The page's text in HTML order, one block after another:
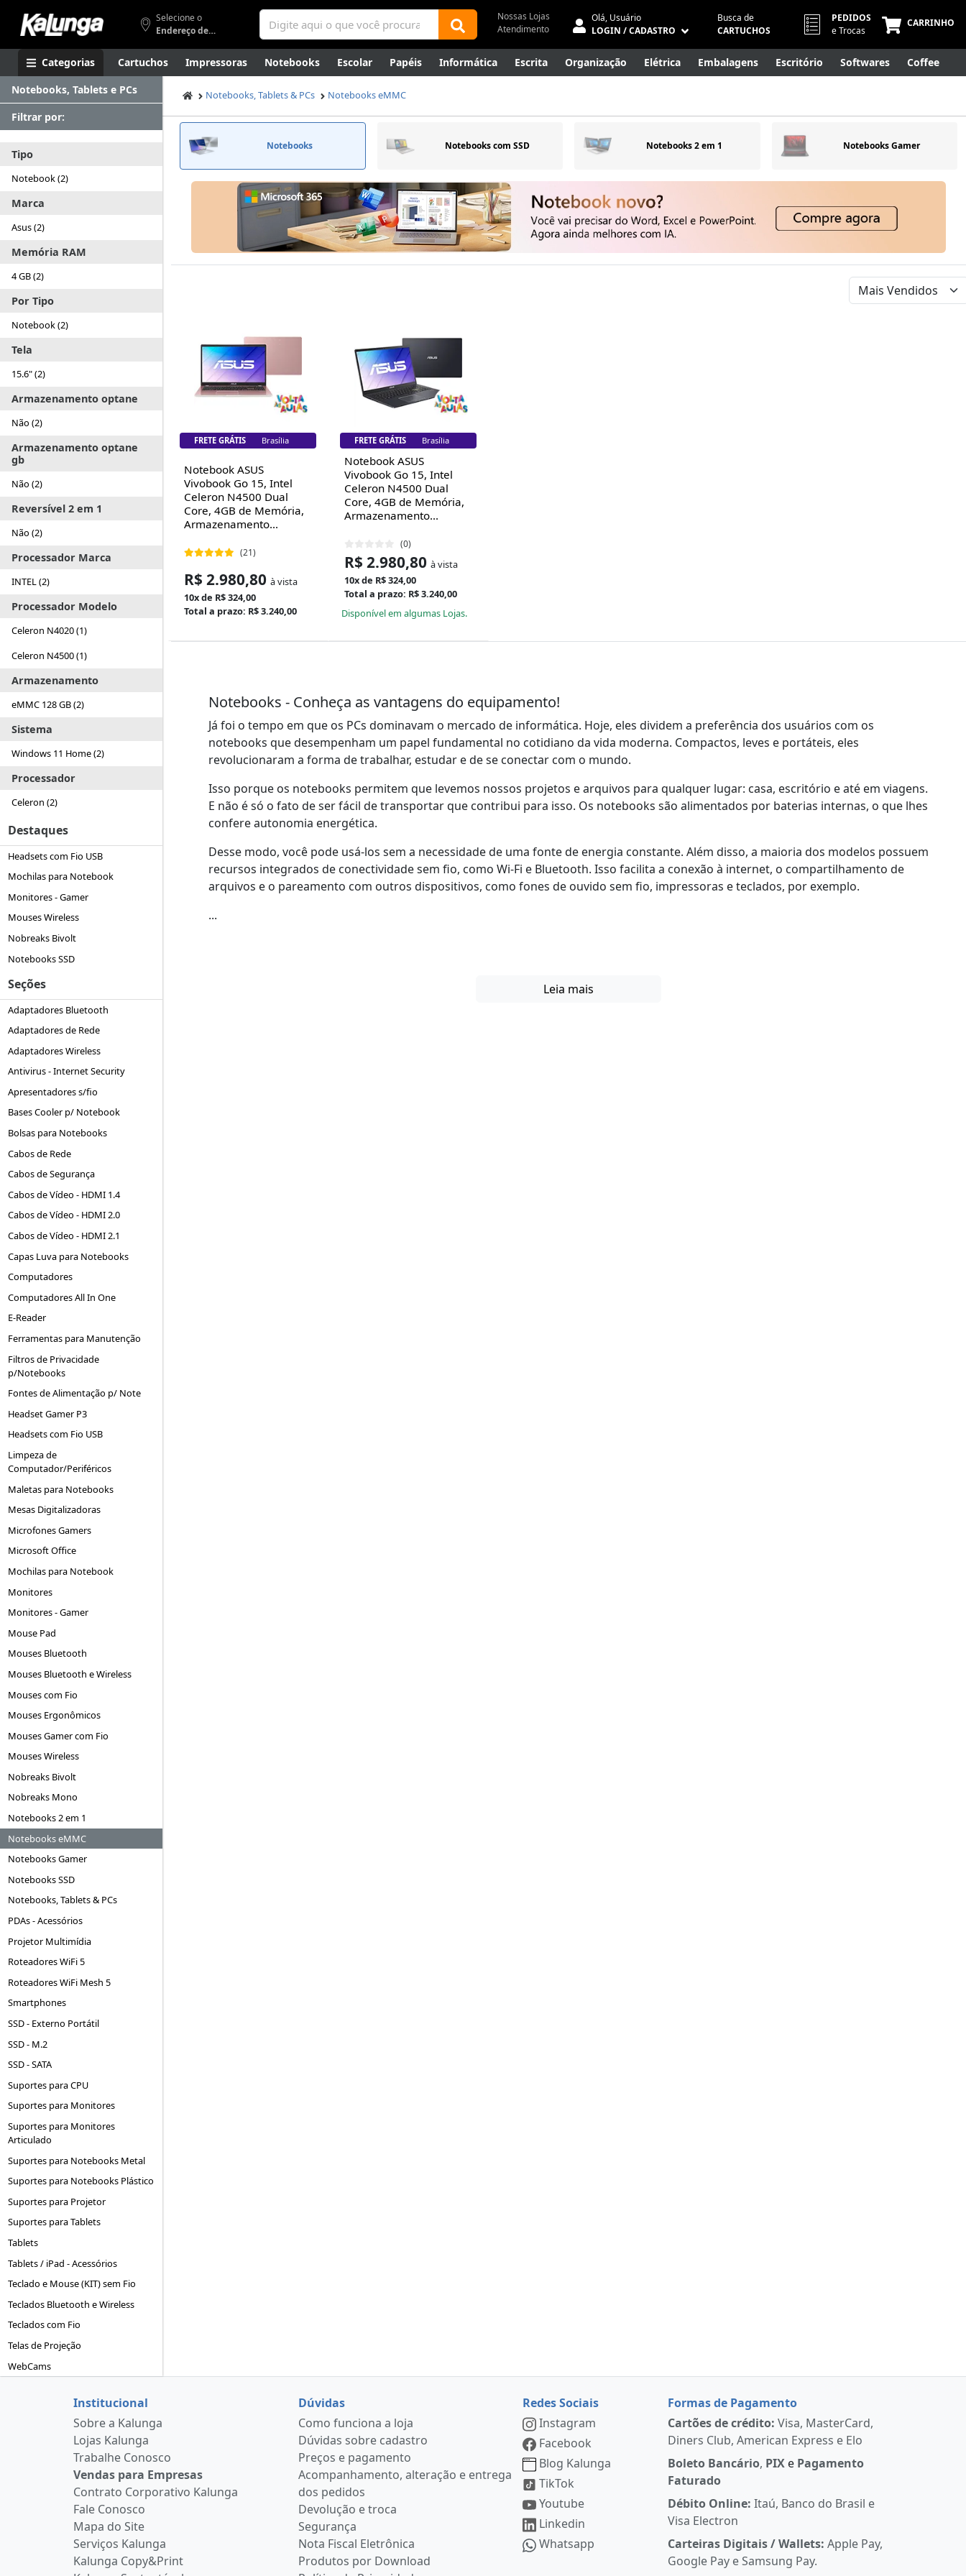
Selecione o
Endereço de entrega
Nossas Lojas
Atendimento
Olá, Usuário
LOGIN / CADASTRO
Busca de
CARTUCHOS
PEDIDOS
e Trocas
CARRINHO
Categorias Cartuchos Impressoras Notebooks Escolar Papéis Informática Escrita Organização Elétrica Embalagens Escritório Softwares Coffee
Apresentação Smartphones Artes Gamers Higiene Mídias Envelopes
Canetas Luxo
Outlet
Notebooks, Tablets e PCs
Filtrar por:
Tipo
Notebook (2)
Marca
Asus (2)
Memória RAM
4 GB (2)
Por Tipo
Notebook (2)
Tela
15.6" (2)
Armazenamento optane
Não (2)
Armazenamento optane
gb
Não (2)
Reversível 2 em 1
Não (2)
Processador Marca
INTEL (2)
Processador Modelo
Celeron N4020 (1)
Celeron N4500 (1)
Armazenamento
eMMC 128 GB (2)
Sistema
Windows 11 Home (2)
Processador
Celeron (2)
Destaques
Headsets com Fio USB
Mochilas para Notebook
Monitores - Gamer
Mouses Wireless
Nobreaks Bivolt
Notebooks SSD
Seções
Adaptadores Bluetooth
Adaptadores de Rede
Adaptadores Wireless
Antivirus - Internet Security
Apresentadores s/fio
Bases Cooler p/ Notebook
Bolsas para Notebooks
Cabos de Rede
Cabos de Segurança
Cabos de Vídeo - HDMI 1.4
Cabos de Vídeo - HDMI 2.0
Cabos de Vídeo - HDMI 2.1
Capas Luva para Notebooks
Computadores
Computadores All In One
E-Reader
Ferramentas para Manutenção
Filtros de Privacidade
p/Notebooks
Fontes de Alimentação p/ Note
Headset Gamer P3
Headsets com Fio USB
Limpeza de
Computador/Periféricos
Maletas para Notebooks
Mesas Digitalizadoras
Microfones Gamers
Microsoft Office
Mochilas para Notebook
Monitores
Monitores - Gamer
Mouse Pad
Mouses Bluetooth
Mouses Bluetooth e Wireless
Mouses com Fio
Mouses Ergonômicos
Mouses Gamer com Fio
Mouses Wireless
Nobreaks Bivolt
Nobreaks Mono
Notebooks 2 em 1
Notebooks eMMC
Notebooks Gamer
Notebooks SSD
Notebooks, Tablets & PCs
PDAs - Acessórios
Projetor Multimídia
Roteadores WiFi 5
Roteadores WiFi Mesh 5
Smartphones
SSD - Externo Portátil
SSD - M.2
SSD - SATA
Suportes para CPU
Suportes para Monitores
Suportes para Monitores
Articulado
Suportes para Notebooks Metal
Suportes para Notebooks Plástico
Suportes para Projetor
Suportes para Tablets
Tablets
Tablets / iPad - Acessórios
Teclado e Mouse (KIT) sem Fio
Teclados Bluetooth e Wireless
Teclados com Fio
Telas de Projeção
WebCams
Notebooks, Tablets & PCs Notebooks eMMC
Notebooks Notebooks com SSD Notebooks 2 em 1 Notebooks Gamer
FRETE GRÁTIS Brasília
Notebook ASUS
Vivobook Go 15, Intel
Celeron N4500 Dual
Core, 4GB de Memória,
Armazenamento...
(21)
R$ 2.980,80 à vista
10x de R$ 324,00
Total a prazo: R$ 3.240,00
FRETE GRÁTIS Brasília
Notebook ASUS
Vivobook Go 15, Intel
Celeron N4500 Dual
Core, 4GB de Memória,
Armazenamento...
(0)
R$ 2.980,80 à vista
10x de R$ 324,00
Total a prazo: R$ 3.240,00
Disponível em algumas Lojas.
Notebooks - Conheça as vantagens do equipamento!
Já foi o tempo em que os PCs dominavam o mercado de informática. Hoje, eles dividem a preferência dos usuários com os
notebooks que desempenham um papel fundamental no cotidiano da vida moderna. Compactos, leves e portáteis, eles
revolucionaram a forma de trabalhar, estudar e de se conectar com o mundo.
Isso porque os notebooks permitem que levemos nossos projetos e arquivos para qualquer lugar: casa, escritório e até em viagens.
E não é só o fato de ser fácil de transportar que contribui para isso. Os notebooks são alimentados por baterias internas, o que lhes
confere autonomia energética.
Desse modo, você pode usá-los sem a necessidade de uma fonte de energia constante. Além disso, a maioria dos modelos possuem
recursos integrados de conectividade sem fio, como Wi-Fi e Bluetooth. Isso facilita a conexão à internet, o compartilhamento de
arquivos e o pareamento com outros dispositivos, como fones de ouvido sem fio, impressoras e teclados, por exemplo.
...
Leia mais
Institucional
Sobre a Kalunga
Lojas Kalunga
Trabalhe Conosco
Vendas para Empresas
Contrato Corporativo Kalunga
Fale Conosco
Mapa do Site
Serviços Kalunga
Kalunga Copy&Print
Dúvidas
Como funciona a loja
Dúvidas sobre cadastro
Preços e pagamento
Acompanhamento, alteração e entrega
dos pedidos
Devolução e troca
Segurança
Nota Fiscal Eletrônica
Produtos por Download
Redes Sociais
Instagram
Facebook
Blog Kalunga
TikTok
Youtube
Linkedin
Whatsapp
Formas de Pagamento
Cartões de crédito: Visa, MasterCard,
Diners Club, American Express e Elo
Boleto Bancário, PIX e Pagamento
Faturado
Débito Online: Itaú, Banco do Brasil e
Visa Electron
Carteiras Digitais / Wallets:Apple Pay,
Google Pay e Samsung Pay.